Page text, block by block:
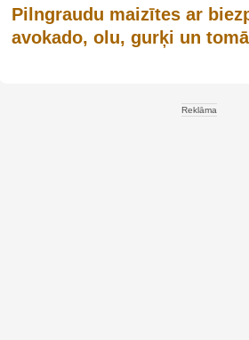
Pilngraudu maizītes ar
avokado, olu, gurķi un
Reklāma